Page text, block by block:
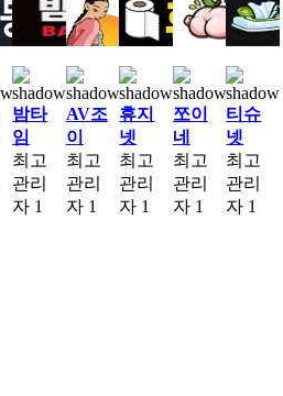
밤타
임
최고
관리
자 1
AV조
이
최고
관리
자 1
휴지
넷
최고
관리
자 1
쪼이
네
최고
관리
자 1
티슈
넷
최고
관리
자 1